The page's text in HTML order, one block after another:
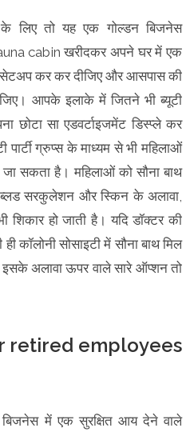
के लिए तो यह एक गोल्डन बिजनेस
cabin खरीदकर अपने घर में एक
कर कर दीजिए और आसपास की
आपके इलाके में जितने भी ब्यूटी
छोटा सा एडवर्टाइजमेंट डिस्प्ले कर
ग्रुप्स के माध्यम से भी महिलाओं
सकता है। महिलाओं को सौना बाथ
ब्लड सरकुलेशन और स्किन के अलावा,
शिकार हो जाती है। यदि डॉक्टर की
कॉलोनी सोसाइटी में सौना बाथ मिल
इसके अलावा ऊपर वाले सारे ऑप्शन तो
retired employees
बिजनेस में एक सुरक्षित आय देने वाले